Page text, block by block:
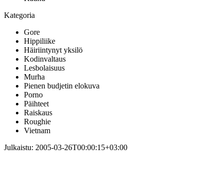
Kategoria
Gore
Hippiliike
Häiriintynyt yksilö
Kodinvaltaus
Lesbolaisuus
Murha
Pienen budjetin elokuva
Porno
Päihteet
Raiskaus
Roughie
Vietnam
Julkaistu: 2005-03-26T00:00:15+03:00